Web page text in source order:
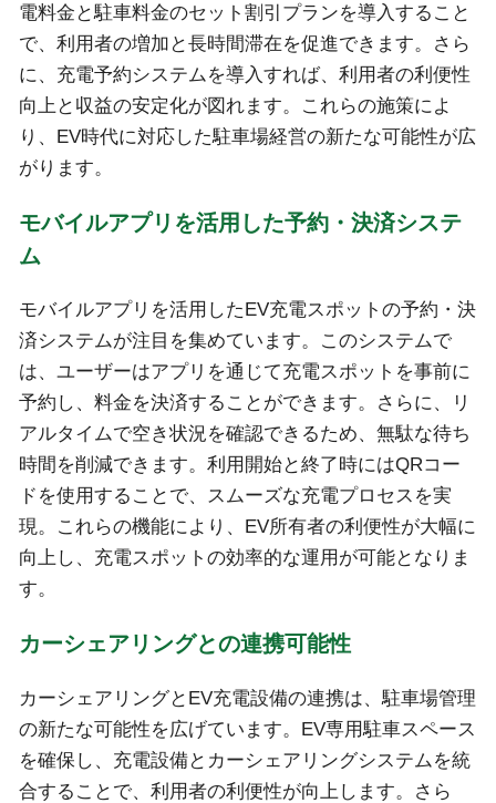
電料金と駐車料金のセット割引プランを導入すること
で、利用者の増加と長時間滞在を促進できます。さら
に、充電予約システムを導入すれば、利用者の利便性
向上と収益の安定化が図れます。これらの施策によ
り、EV時代に対応した駐車場経営の新たな可能性が広
がります。
モバイルアプリを活用した予約・決済システ
ム
モバイルアプリを活用したEV充電スポットの予約・決
済システムが注目を集めています。このシステムで
は、ユーザーはアプリを通じて充電スポットを事前に
予約し、料金を決済することができます。さらに、リ
アルタイムで空き状況を確認できるため、無駄な待ち
時間を削減できます。利用開始と終了時にはQRコー
ドを使用することで、スムーズな充電プロセスを実
現。これらの機能により、EV所有者の利便性が大幅に
向上し、充電スポットの効率的な運用が可能となりま
す。
カーシェアリングとの連携可能性
カーシェアリングとEV充電設備の連携は、駐車場管理
の新たな可能性を広げています。EV専用駐車スペース
を確保し、充電設備とカーシェアリングシステムを統
合することで、利用者の利便性が向上します。さら